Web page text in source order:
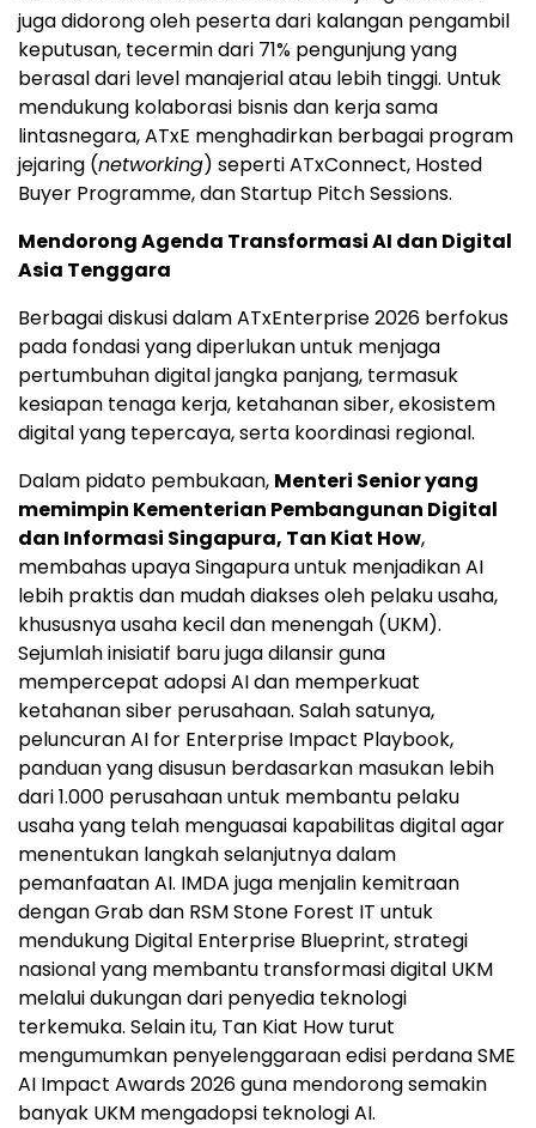
juga didorong oleh peserta dari kalangan pengambil
keputusan, tecermin dari 71% pengunjung yang
berasal dari level manajerial atau lebih tinggi. Untuk
mendukung kolaborasi bisnis dan kerja sama
lintasnegara, ATxE menghadirkan berbagai program
jejaring (networking) seperti ATxConnect, Hosted
Buyer Programme, dan Startup Pitch Sessions.
Mendorong Agenda Transformasi AI dan Digital
Asia Tenggara
Berbagai diskusi dalam ATxEnterprise 2026 berfokus
pada fondasi yang diperlukan untuk menjaga
pertumbuhan digital jangka panjang, termasuk
kesiapan tenaga kerja, ketahanan siber, ekosistem
digital yang tepercaya, serta koordinasi regional.
Dalam pidato pembukaan, Menteri Senior yang
memimpin Kementerian Pembangunan Digital
dan Informasi Singapura, Tan Kiat How,
membahas upaya Singapura untuk menjadikan AI
lebih praktis dan mudah diakses oleh pelaku usaha,
khususnya usaha kecil dan menengah (UKM).
Sejumlah inisiatif baru juga dilansir guna
mempercepat adopsi AI dan memperkuat
ketahanan siber perusahaan. Salah satunya,
peluncuran AI for Enterprise Impact Playbook,
panduan yang disusun berdasarkan masukan lebih
dari 1.000 perusahaan untuk membantu pelaku
usaha yang telah menguasai kapabilitas digital agar
menentukan langkah selanjutnya dalam
pemanfaatan AI. IMDA juga menjalin kemitraan
dengan Grab dan RSM Stone Forest IT untuk
mendukung Digital Enterprise Blueprint, strategi
nasional yang membantu transformasi digital UKM
melalui dukungan dari penyedia teknologi
terkemuka. Selain itu, Tan Kiat How turut
mengumumkan penyelenggaraan edisi perdana SME
AI Impact Awards 2026 guna mendorong semakin
banyak UKM mengadopsi teknologi AI.